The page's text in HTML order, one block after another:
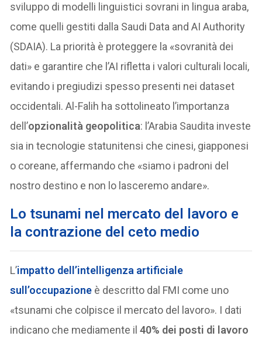
sviluppo di modelli linguistici sovrani in lingua araba,
come quelli gestiti dalla Saudi Data and AI Authority
(SDAIA). La priorità è proteggere la «sovranità dei
dati» e garantire che l’AI rifletta i valori culturali locali,
evitando i pregiudizi spesso presenti nei dataset
occidentali. Al-Falih ha sottolineato l’importanza
dell’opzionalità geopolitica: l’Arabia Saudita investe
sia in tecnologie statunitensi che cinesi, giapponesi
o coreane, affermando che «siamo i padroni del
nostro destino e non lo lasceremo andare».
Lo tsunami nel mercato del lavoro e
la contrazione del ceto medio
L’impatto dell’intelligenza artificiale
sull’occupazione è descritto dal FMI come uno
«tsunami che colpisce il mercato del lavoro». I dati
indicano che mediamente il40% dei posti di lavoro